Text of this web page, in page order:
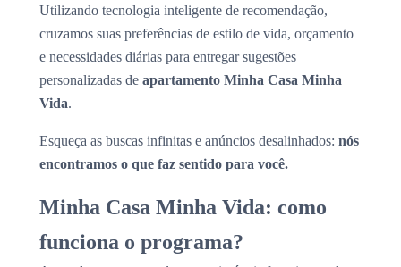
Utilizando tecnologia inteligente de recomendação,
cruzamos suas preferências de estilo de vida, orçamento
e necessidades diárias para entregar sugestões
personalizadas de apartamento Minha Casa Minha
Vida.
Esqueça as buscas infinitas e anúncios desalinhados: nós
encontramos o que faz sentido para você.
Minha Casa Minha Vida: como
funciona o programa?